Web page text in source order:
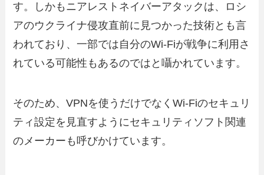
す。しかもニアレストネイバーアタックは、ロシ
アのウクライナ侵攻直前に見つかった技術とも言
われており、一部では自分のWi-Fiが戦争に利用さ
れている可能性もあるのではと囁かれています。
そのため、VPNを使うだけでなくWi-Fiのセキュリ
ティ設定を見直すようにセキュリティソフト関連
のメーカーも呼びかけています。